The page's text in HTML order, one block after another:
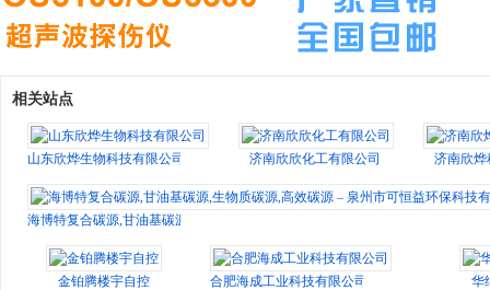
相关站点
山东欣烨生物科技有限公司 济南欣欣化工有限公司 济南欣烨
海博特复合碳源,甘油基碳源,生物质碳源,高效碳源 – 泉州市可恒益环保科技有限
金铂腾楼宇自控 合肥海成工业科技有限公司 华